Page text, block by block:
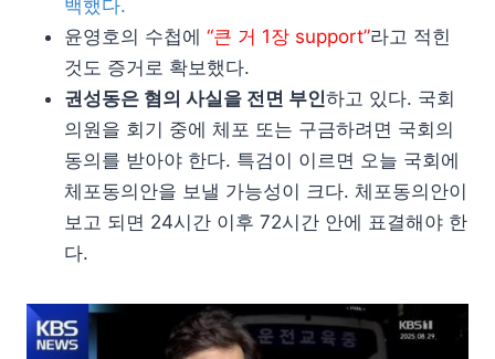
백했다.
윤영호의 수첩에 “큰 거 1장 support”라고 적힌
것도 증거로 확보했다.
권성동은 혐의 사실을 전면 부인하고 있다. 국회
의원을 회기 중에 체포 또는 구금하려면 국회의
동의를 받아야 한다. 특검이 이르면 오늘 국회에
체포동의안을 보낼 가능성이 크다. 체포동의안이
보고 되면 24시간 이후 72시간 안에 표결해야 한
다.